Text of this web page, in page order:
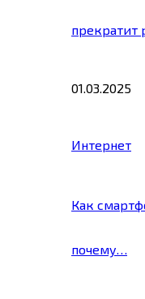
прекратит
01.03.2025
Интернет
Как
почему…